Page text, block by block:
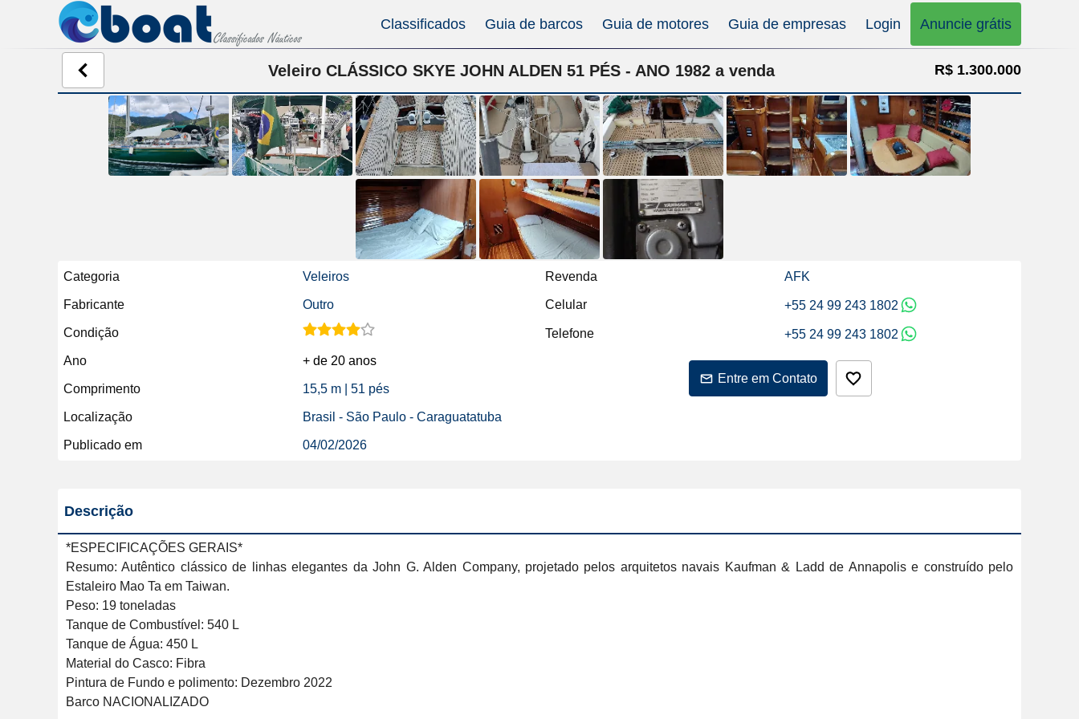
Classificados Guia de barcos Guia de motores Guia de empresas Login Anuncie grátis
Veleiro CLÁSSICO SKYE JOHN ALDEN 51 PÉS - ANO 1982 a venda R$ 1.300.000
Categoria Veleiros
Fabricante Outro
Condição
Ano + de 20 anos
Comprimento 15,5 m | 51 pés
Localização Brasil - São Paulo - Caraguatatuba
Publicado em 04/02/2026
Revenda AFK
Celular +55 24 99 243 1802
Telefone +55 24 99 243 1802
Entre em Contato
Descrição
*ESPECIFICAÇÕES GERAIS*
Resumo: Autêntico clássico de linhas elegantes da John G. Alden Company, projetado pelos arquitetos navais Kaufman & Ladd de Annapolis e construído pelo
Estaleiro Mao Ta em Taiwan.
Peso: 19 toneladas
Tanque de Combustível: 540 L
Tanque de Água: 450 L
Material do Casco: Fibra
Pintura de Fundo e polimento: Dezembro 2022
Barco NACIONALIZADO